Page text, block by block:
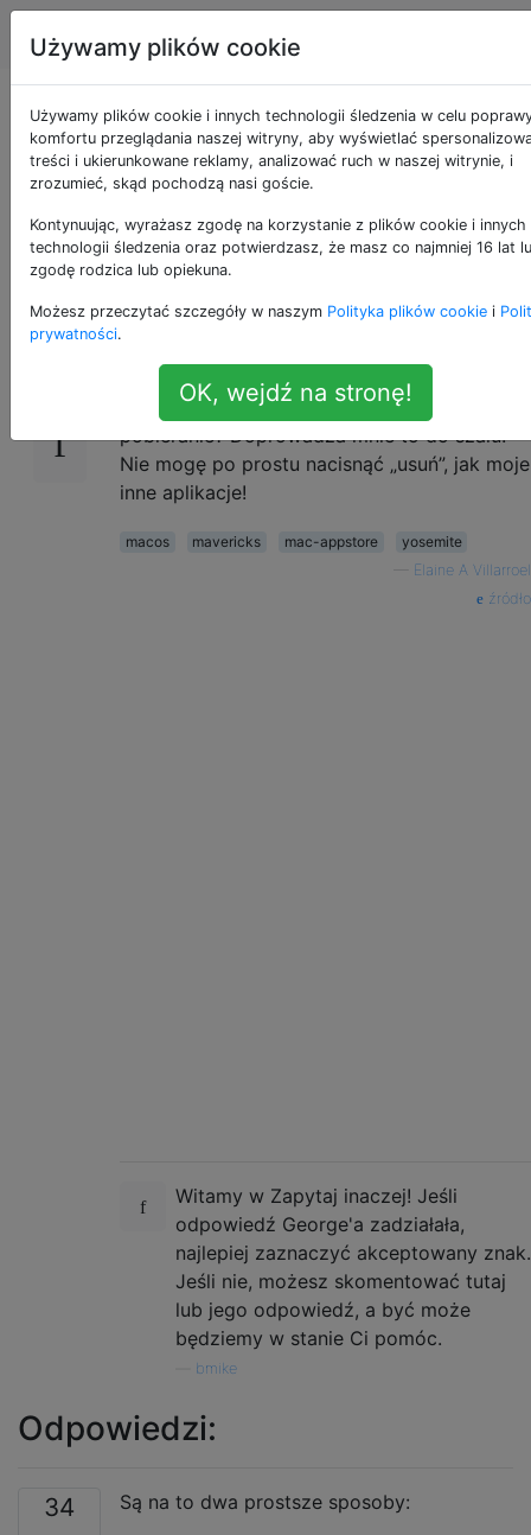
Apple Tagi
Wstrzymano i chcesz
usunąć częściowo
pobrany Yosemite
21
Instalowałem Yosemite Beta, jednak
utworzyłem kopii zapasowej komputera Mac.
Czy ktoś wie, jak mogę usunąć wstrzymane
pobieranie? Doprowadza mnie to do szału!
Nie mogę po prostu nacisnąć „usuń”, jak moje
inne aplikacje!
macos mavericks mac-appstore
yosemite
Elaine A Villarroel
źródło
Witamy w Zapytaj inaczej! Jeśli
odpowiedź George'a zadziałała,
najlepiej zaznaczyć akceptowany znak.
Jeśli nie, możesz skomentować tutaj
lub jego odpowiedź, a być może
będziemy w stanie Ci pomóc.
bmike
Odpowiedzi:
34
Są na to dwa prostsze sposoby:
Używamy plików cookie
Używamy plików cookie i innych technologii śledzenia w celu
komfortu przeglądania naszej witryny, aby wyświetlać
treści i ukierunkowane reklamy, analizować ruch w naszej witrynie, i
zrozumieć, skąd pochodzą nasi goście.
Kontynuując, wyrażasz zgodę na korzystanie z plików cookie i innych
technologii śledzenia oraz potwierdzasz, że masz co najmniej 16 lat
zgodę rodzica lub opiekuna.
Możesz przeczytać szczegóły w naszym Polityka plików cookie i
prywatności.
OK, wejdź na stronę!